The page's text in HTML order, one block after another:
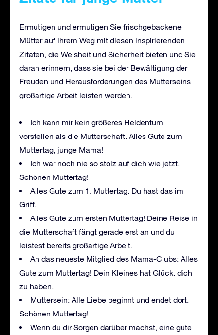
Ermutigen und ermutigen Sie frischgebackene
Mütter auf ihrem Weg mit diesen inspirierenden
Zitaten, die Weisheit und Sicherheit bieten und Sie
daran erinnern, dass sie bei der Bewältigung der
Freuden und Herausforderungen des Mutterseins
großartige Arbeit leisten werden.
Ich kann mir kein größeres Heldentum
vorstellen als die Mutterschaft. Alles Gute zum
Muttertag, junge Mama!
Ich war noch nie so stolz auf dich wie jetzt.
Schönen Muttertag!
Alles Gute zum 1. Muttertag. Du hast das im
Griff.
Alles Gute zum ersten Muttertag! Deine Reise in
die Mutterschaft fängt gerade erst an und du
leistest bereits großartige Arbeit.
An das neueste Mitglied des Mama-Clubs: Alles
Gute zum Muttertag! Dein Kleines hat Glück, dich
zu haben.
Muttersein: Alle Liebe beginnt und endet dort.
Schönen Muttertag!
Wenn du dir Sorgen darüber machst, eine gute